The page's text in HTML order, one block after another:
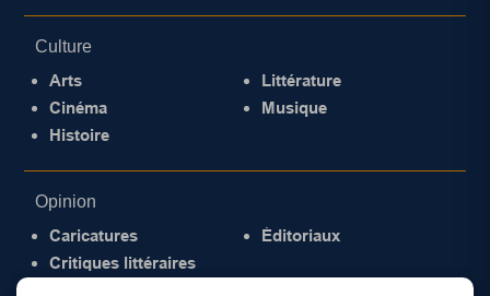
Culture
Arts
Cinéma
Histoire
Littérature
Musique
Opinion
Caricatures
Critiques littéraires
Éditoriaux